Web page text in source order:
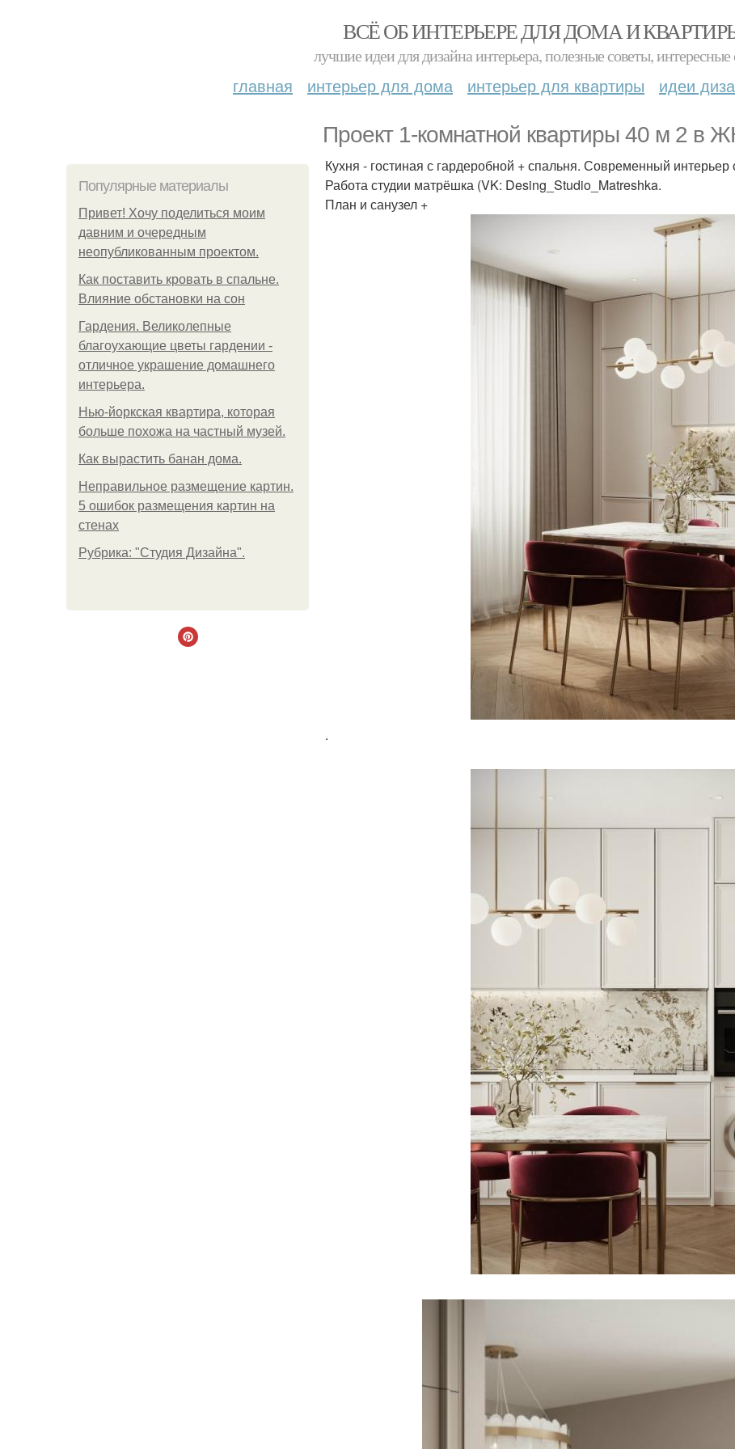
ВСЁ ОБ ИНТЕРЬЕРЕ ДЛЯ ДОМА И
лучшие идеи для дизайна интерьера, полезные советы, интересные
главная интерьер для дома интерьер для квартиры идеи
Проект 1-комнатной квартиры 40 м 2 в
Популярные материалы
Привет! Хочу поделиться моим
давним и очередным
неопубликованным проектом.
Как поставить кровать в спальне.
Влияние обстановки на сон
Гардения. Великолепные
благоухающие цветы гардении -
отличное украшение домашнего
интерьера.
Нью-йоркская квартира, которая
больше похожа на частный музей.
Как вырастить банан дома.
Неправильное размещение картин.
5 ошибок размещения картин на
стенах
Рубрика: "Студия Дизайна".
Кухня - гостиная с гардеробной + спальня. Современный интерьер
Работа студии матрёшка (VK: Desing_Studio_Matreshka.
План и санузел +
.